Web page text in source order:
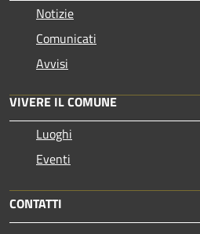
Notizie
Comunicati
Avvisi
VIVERE IL COMUNE
Luoghi
Eventi
CONTATTI